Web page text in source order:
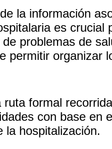
la información
es crucial
problemas de
permitir organizar
ruta formal
con base en
la hospitalización.